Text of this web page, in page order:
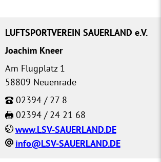
www.LSV-SAUERLAND.DE
info@LSV-SAUERLAND.DE
LUFTSPORTVEREIN SAUERLAND e.V.
Am Flugplatz 1
58809 Neuenrade
02394 / 27 8
02394 / 24 21 68
Joachim Kneer